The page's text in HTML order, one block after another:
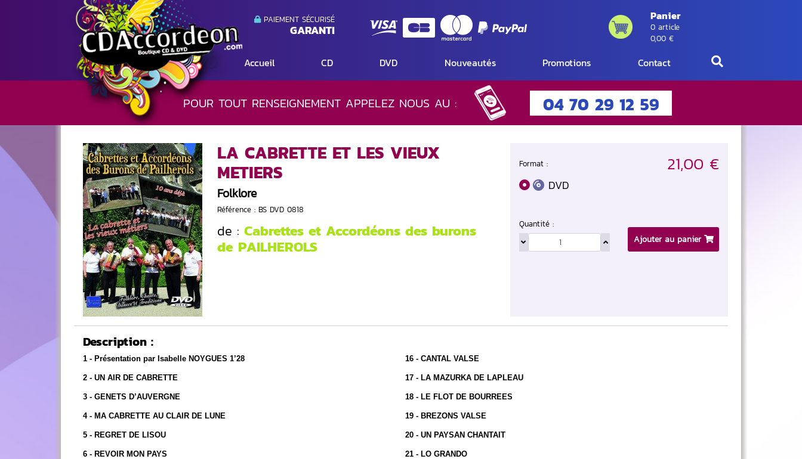
PAIEMENT SÉCURISÉ
GARANTI
Panier
0 article
0,00 €
Accueil CD DVD Nouveautés Promotions Contact
POUR TOUT RENSEIGNEMENT APPELEZ NOUS AU :
04 70 29 12 59
LA CABRETTE ET LES VIEUX
METIERS
Folklore
Référence : BS DVD 0818
de : Cabrettes et Accordéons des burons
de PAILHEROLS
Format :
DVD
21,00 €
Quantité :
Ajouter au panier
Description :
1 - Présentation par Isabelle NOYGUES 1’28
2 - UN AIR DE CABRETTE
3 - GENETS D’AUVERGNE
4 - MA CABRETTE AU CLAIR DE LUNE
5 - REGRET DE LISOU
6 - REVOIR MON PAYS
16 - CANTAL VALSE
17 - LA MAZURKA DE LAPLEAU
18 - LE FLOT DE BOURREES
19 - BREZONS VALSE
20 - UN PAYSAN CHANTAIT
21 - LO GRANDO